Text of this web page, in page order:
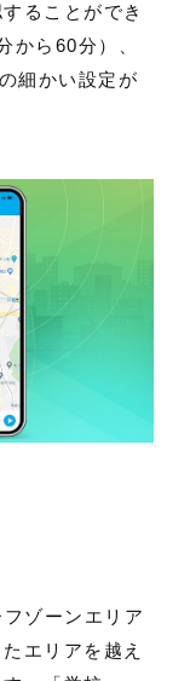
ることができ
から60分）、
細かい設定が
ゾーンエリア
エリアを越え